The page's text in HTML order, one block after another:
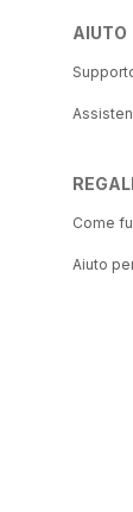
AIUTO
REGALI
Come
Aiuto